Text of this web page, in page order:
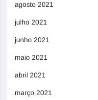
agosto 2021
julho 2021
junho 2021
maio 2021
abril 2021
março 2021